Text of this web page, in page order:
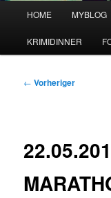
HOME MYBLOG
KRIMIDINNER
Beitragsnavigation
← Vorheriger